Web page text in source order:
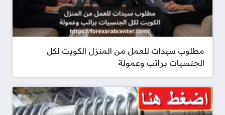
مطلوب سيدات للعمل من المنزل الكويت لكل
الجنسيات براتب وعمولة